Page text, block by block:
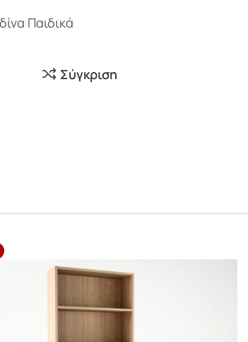
Παιδικά
Σύγκριση